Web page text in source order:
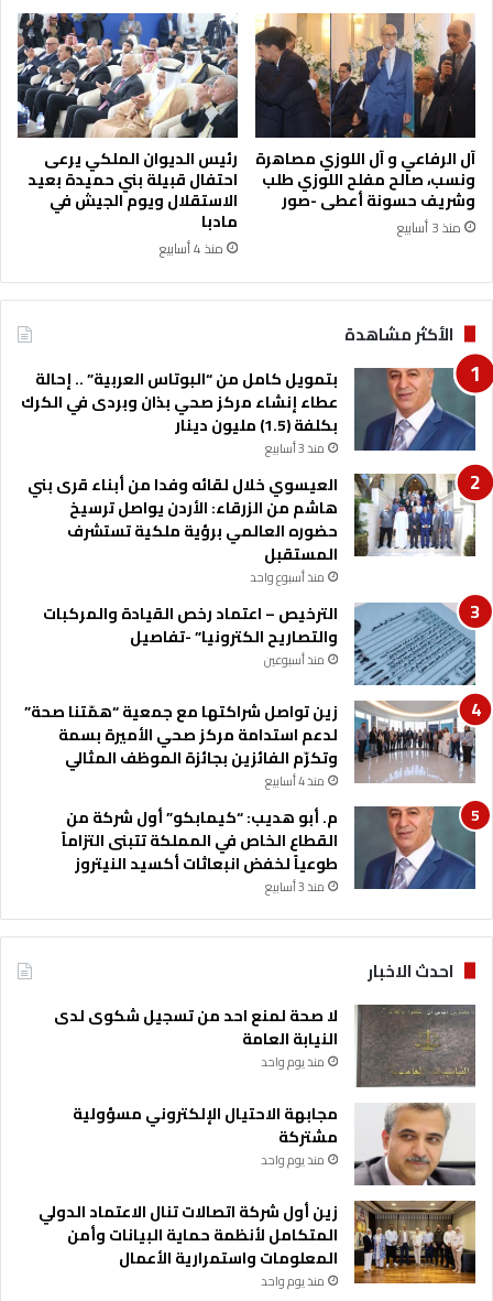
ء
ن
ي
ا
ن
ة
و
ا
ل
إ
ا
م
ي
ل
ح
ة
ا
ا
ن
و
ن
ي
ة
ن
ق
ا
ب
ة
ا
ل
ص
ح
ف
ي
ن
آل الرفاعي و آل اللوزي مصاهرة
ونسب، صالح مفلح اللوزي طلب
وشريف حسونة أعطى -صور
منذ 3 أسابيع
رئيس الديوان الملكي يرعى
احتفال قبيلة بني حميدة بعيد
الاستقلال ويوم الجيش في
مادبا
منذ 4 أسابيع
الأكثر مشاهدة
بتمويل كامل من “البوتاس العربية” .. إحالة
عطاء إنشاء مركز صحي بذان وبردى في الكرك
بكلفة (1.5) مليون دينار
منذ 3 أسابيع
العيسوي خلال لقائه وفدا من أبناء قرى بني
هاشم من الزرقاء: الأردن يواصل ترسيخ
حضوره العالمي برؤية ملكية تستشرف
المستقبل
منذ أسبوع واحد
الترخيص – اعتماد رخص القيادة والمركبات
والتصاريح الكترونيا” -تفاصيل
منذ أسبوعين
زين تواصل شراكتها مع جمعية “همّتنا صحة”
لدعم استدامة مركز صحي الأميرة بسمة
وتكرّم الفائزين بجائزة الموظف المثالي
منذ 4 أسابيع
م. أبو هديب: “كيمابكو” أول شركة من
القطاع الخاص في المملكة تتبنى التزاماً
طوعياً لخفض انبعاثات أكسيد النيتروز
منذ 3 أسابيع
احدث الاخبار
لا صحة لمنع احد من تسجيل شكوى لدى
النيابة العامة
منذ يوم واحد
مجابهة الاحتيال الإلكتروني مسؤولية
مشتركة
منذ يوم واحد
زين أول شركة اتصالات تنال الاعتماد الدولي
المتكامل لأنظمة حماية البيانات وأمن
المعلومات واستمرارية الأعمال
منذ يوم واحد